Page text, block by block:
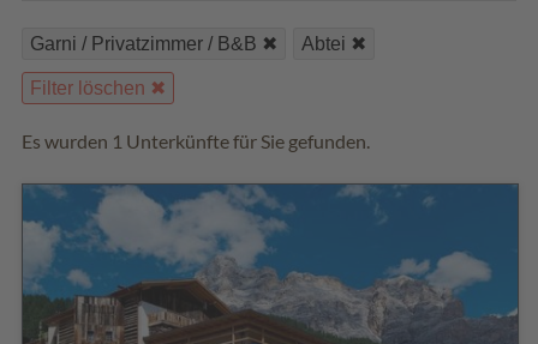
Garni / Privatzimmer / B&B Abtei
Filter löschen
Es wurden 1 Unterkünfte für Sie gefunden.